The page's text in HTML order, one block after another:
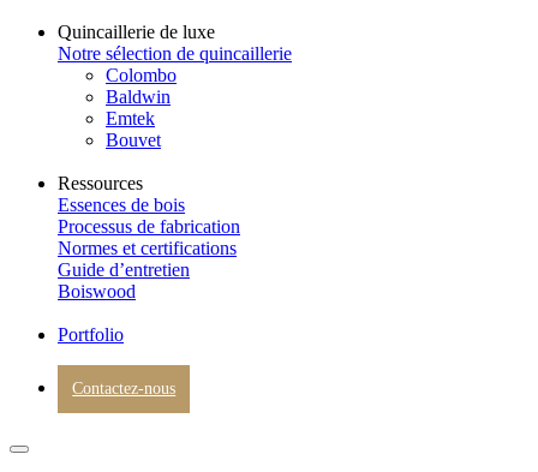
Quincaillerie de luxe
Notre sélection de quincaillerie
Colombo
Baldwin
Emtek
Bouvet
Ressources
Essences de bois
Processus de fabrication
Normes et certifications
Guide d’entretien
Boiswood
Portfolio
Contactez-nous